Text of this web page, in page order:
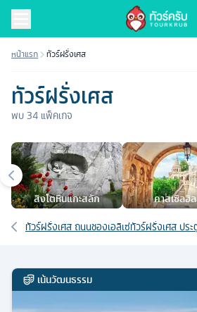
หน้าแรก ทัวร์ฝรั่งเศส
ทัวร์ฝรั่งเศส
พบ34 แพ็คเกจ
เมืองยอดนิยม
สิงโตหินแกะสลัก คาสเซิลฮิ
เส้นทางที่เกี่ยวข้อง
ทัวร์ฝรั่งเศส ถนนชองเอลิเซ่ทัวร์ฝรั่งเศส ปร
เน้นวัฒนธรรม
ทัวร์ฝรั่งเศส 2569 | Tourkrub